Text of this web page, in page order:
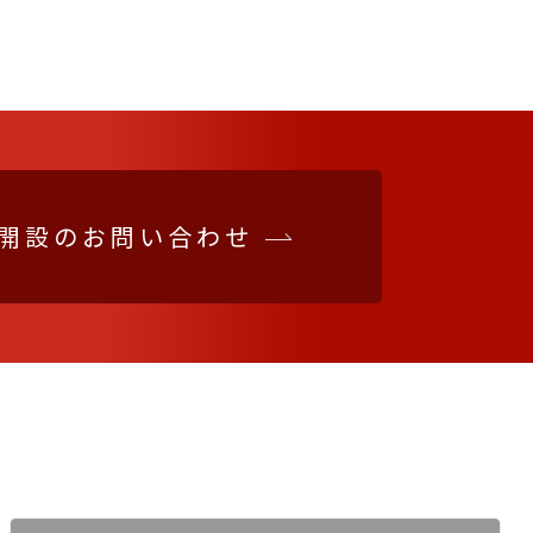
設の お問い合わせ